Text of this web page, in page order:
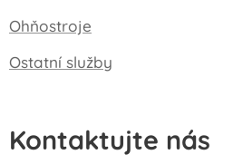
Ohňostroje
Ostatní služby
Kontaktujte nás